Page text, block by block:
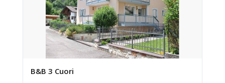
B&B 3 Cuori